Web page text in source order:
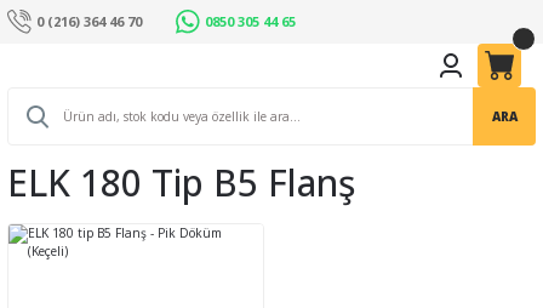
0 (216) 364 46 70 0850 305 44 65
ARA
ELK 180 Tip B5 Flanş